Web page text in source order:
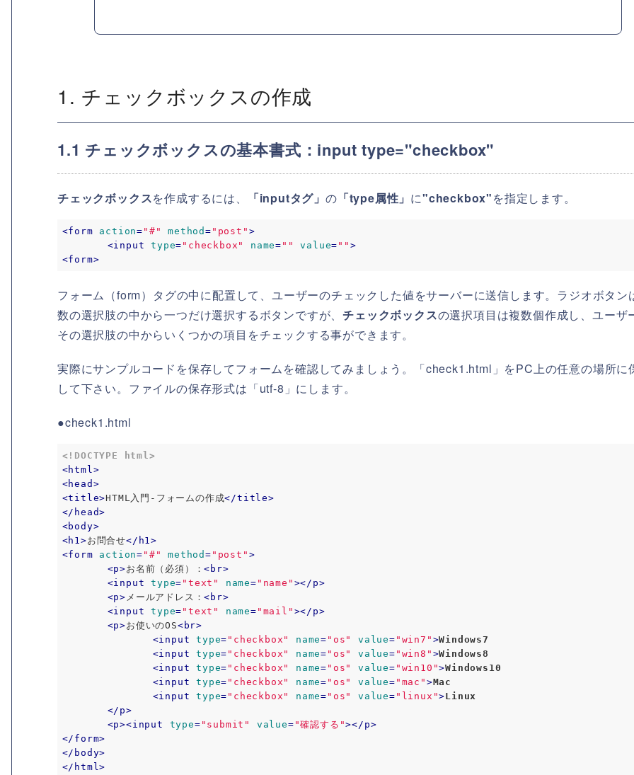
1. チェックボックスの作成
1.1 チェックボックスの基本書式：input type="checkbox"
チェックボックスを作成するには、 「inputタグ」の 「type属性」 に"checkbox"を指定します。
<form action= "#" method = "post" >
<input type= "checkbox" name= "" value= "" >
<form>
フォーム（form）タグの中に配置して、ユーザーのチェックした値をサーバーに送信します。ラジオボタン
数の選択肢の中から一つだけ選択するボタンですが、チェックボックスの選択項目は複数個作成し、ユーザ
その選択肢の中からいくつかの項目をチェックする事ができます。
実際にサンプルコードを保存してフォームを確認してみましょう。「check1.html」をPC上の任意の場所に
して下さい。ファイルの保存形式は「utf-8」にします。
●check1.html
<!DOCTYPE html>
<html >
<head >
<title>HTML入門-フォームの作成</title>
</ head>
<body>
<h1 >お問合せ</ h1>
<form action= "#" method = "post" >
<p>お名前（必須）：< br>
<input type= "text" name= "name" ></ p>
<p> メールアドレス：< br>
<input type= "text" name= "mail" ></ p>
<p>お使いのOS< br>
<input type= "checkbox" name= "os" value= "win7" >Windows7
<input type= "checkbox" name= "os" value= "win8" >Windows8
<input type= "checkbox" name= "os" value= "win10">Windows10
<input type= "checkbox" name= "os" value= "mac" >Mac
<input type= "checkbox" name= "os" value= "linux">Linux
</ p>
<p><input type= "submit" value= "確認する"></ p>
</ form>
</ body>
</ html>